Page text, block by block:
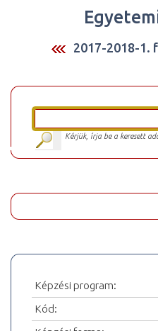
2017-2018-1.
Kérjük, írja be a keresett
Képzési program:
Kód: